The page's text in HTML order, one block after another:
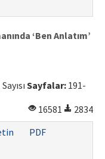
‘Ben Anlatım’
Sayfalar: 191-
16581
2834
PDF